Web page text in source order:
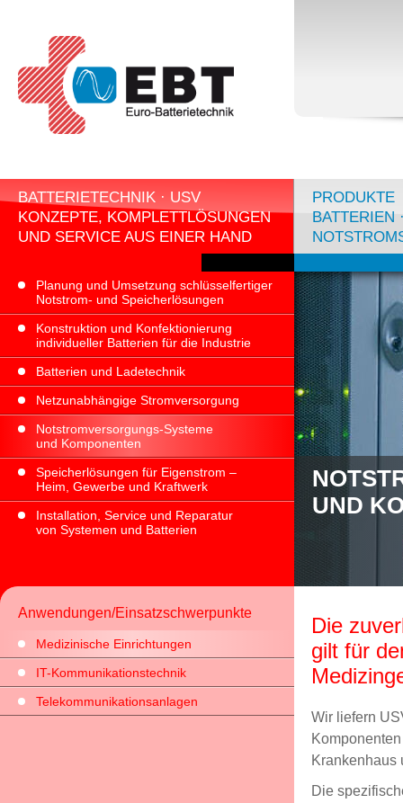
BATTERIETECHNIK · USV
KONZEPTE, KOMPLETTLÖSUNGEN
UND SERVICE AUS EINER HAND
PRODUKTE
BATTERIEN
UND
Planung und Umsetzung schlüsselfertiger
Notstrom- und Speicherlösungen
Konstruktion und Konfektionierung
individueller Batterien für die Industrie
Batterien und Ladetechnik
Netzunabhängige Stromversorgung
Notstromversorgungs-Systeme
und Komponenten
Speicherlösungen für Eigenstrom –
Heim, Gewerbe und Kraftwerk
Installation, Service und Reparatur
von Systemen und Batterien
Anwendungen/Einsatzschwerpunkte
Medizinische Einrichtungen
IT-Kommunikationstechnik
Telekommunikationsanlagen
Die
gilt für
Wir liefern
Krankenhaus
Die